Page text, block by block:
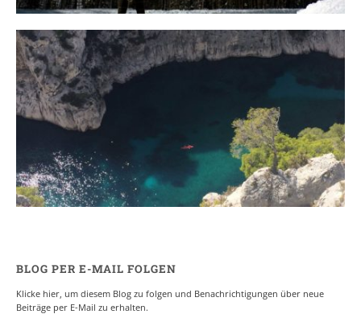
Ein Campervan Roadtrip durch die
BLOG PER E-MAIL FOLGEN
Klicke hier, um diesem Blog zu folgen und Benachrichtigungen über neue
Beiträge per E-Mail zu erhalten.